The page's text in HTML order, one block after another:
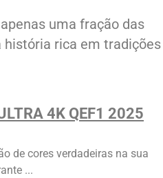
uma fração das
história rica em tradições
4K QEF1 2025
de cores verdadeiras na sua
...